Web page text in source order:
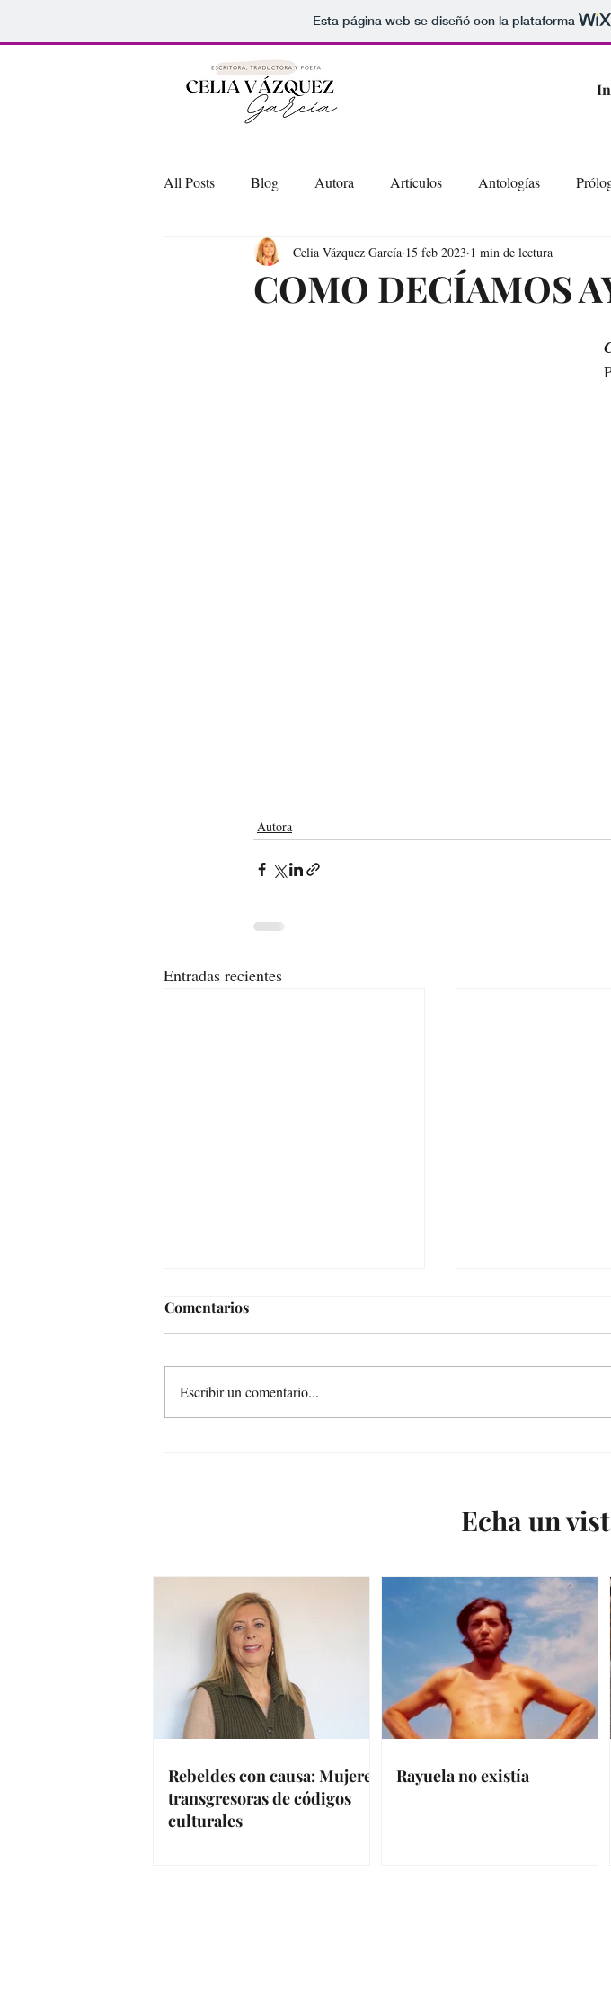
Esta página web se diseñó con la plataforma
All Posts Blog Autora Artículos Antologías
COMO DECÍAMOS
Celia Vázquez García 15 feb 2023 1 min de lectura
Autora
Entradas recientes
INVESTIGACIÓN
Comentarios
Escribir un comentario...
Echa un
Rebeldes con causa: Mujeres
transgresoras de códigos
culturales
Rayuela no existía